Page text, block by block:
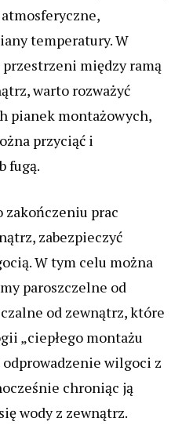
temperatury. W
między ramą
warto rozważyć
pianek montażowych,
przyciąć i
fugą.
zakończeniu prac
zabezpieczyć
W tym celu można
paroszczelne od
od zewnątrz, które
„ciepłego montażu
odprowadzenie wilgoci z
chroniąc ją
wody z zewnątrz.